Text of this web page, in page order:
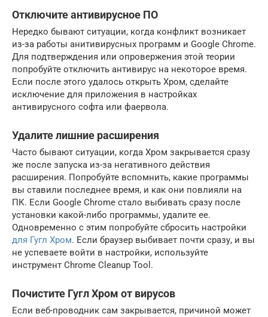
Отключите антивирусное ПО
Нередко бывают ситуации, когда конфликт возникает
из-за работы анитивирусных программ и Google Chrome.
Для подтверждения или опровержения этой теории
попробуйте отключить антивирус на некоторое время.
Если после этого удалось открыть Хром, сделайте
исключение для приложения в настройках
антивирусного софта или фаервола.
Удалите лишние расширения
Часто бывают ситуации, когда Хром закрывается сразу
же после запуска из-за негативного действия
расширения. Попробуйте вспомнить, какие программы
вы ставили последнее время, и как они повлияли на
ПК. Если Google Chrome стало выбивать сразу после
установки какой-либо программы, удалите ее.
Одновременно с этим попробуйте сбросить настройки
для Гугл Хром. Если браузер выбивает почти сразу, и вы
не успеваете войти в настройки, используйте
инструмент Chrome Cleanup Tool.
Почистите Гугл Хром от вирусов
Если веб-проводник сам закрывается, причиной может